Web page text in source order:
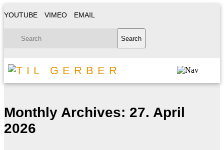
YOUTUBE VIMEO EMAIL
Monthly Archives: 27. April
2026